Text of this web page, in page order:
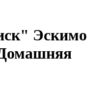
Эскимо